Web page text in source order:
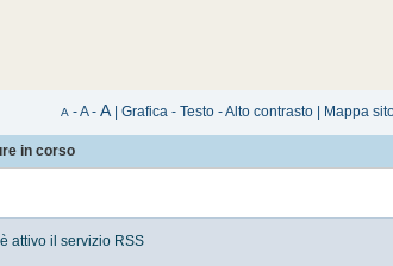
A -A - A Grafica - Testo -Alto contrasto Mappa
in corso
attivo il servizio RSS